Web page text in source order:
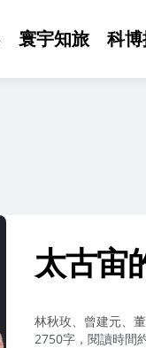
寰宇知旅 科
太古宙
作
者：
林秋玫、曾建元、
2750字，閱讀時間